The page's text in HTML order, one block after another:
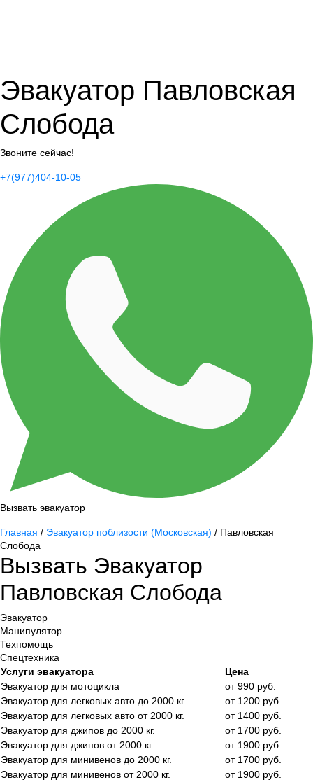
Эвакуатор Павловская
Слобода
Звоните сейчас!
+7(977)404-10-05
Вызвать эвакуатор
Главная / Эвакуатор поблизости (Московская) / Павловская
Слобода
Вызвать Эвакуатор
Павловская Слобода
Эвакуатор
Манипулятор
Техпомощь
Спецтехника
Услуги эвакуатора
Цена
Эвакуатор для мотоцикла
от 990 руб.
Эвакуатор для легковых авто до 2000 кг.
от 1200 руб.
Эвакуатор для легковых авто от 2000 кг.
от 1400 руб.
Эвакуатор для джипов до 2000 кг.
от 1700 руб.
Эвакуатор для джипов от 2000 кг.
от 1900 руб.
Эвакуатор для минивенов до 2000 кг.
от 1700 руб.
Эвакуатор для минивенов от 2000 кг.
от 1900 руб.